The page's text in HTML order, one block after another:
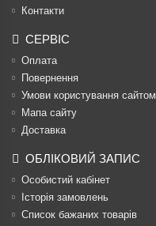
Контакти
СЕРВІС
Оплата
Повернення
Умови користування сайтом
Мапа сайту
Доставка
ОБЛІКОВИЙ ЗАПИС
Особистий кабінет
Історія замовлень
Список бажаних товарів